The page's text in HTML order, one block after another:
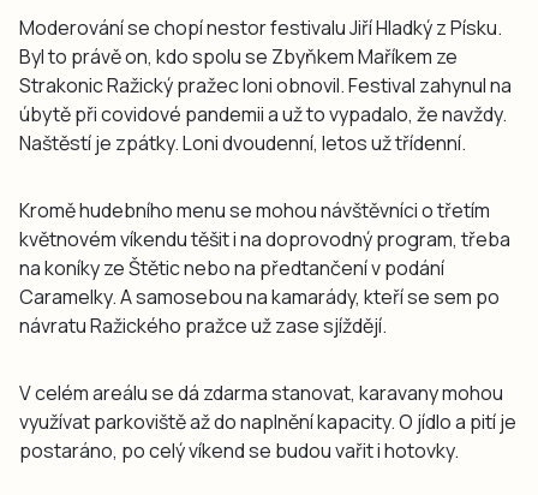
Moderování se chopí nestor festivalu Jiří Hladký z Písku.
Byl to právě on, kdo spolu se Zbyňkem Maříkem ze
Strakonic Ražický pražec loni obnovil. Festival zahynul na
úbytě při covidové pandemii a už to vypadalo, že navždy.
Naštěstí je zpátky. Loni dvoudenní, letos už třídenní.
Kromě hudebního menu se mohou návštěvníci o třetím
květnovém víkendu těšit i na doprovodný program, třeba
na koníky ze Štětic nebo na předtančení v podání
Caramelky. A samosebou na kamarády, kteří se sem po
návratu Ražického pražce už zase sjíždějí.
V celém areálu se dá zdarma stanovat, karavany mohou
využívat parkoviště až do naplnění kapacity. O jídlo a pití je
postaráno, po celý víkend se budou vařit i hotovky.